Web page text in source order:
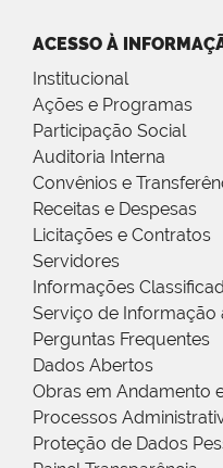
ACESSO À
Institucional
Ações e Programas
Participação Social
Auditoria Interna
Convênios e
Receitas e Despesas
Licitações e Contratos
Servidores
Informações
Serviço de Informação
Perguntas Frequentes
Dados Abertos
Obras em Andamento
Processos
Proteção de Dados